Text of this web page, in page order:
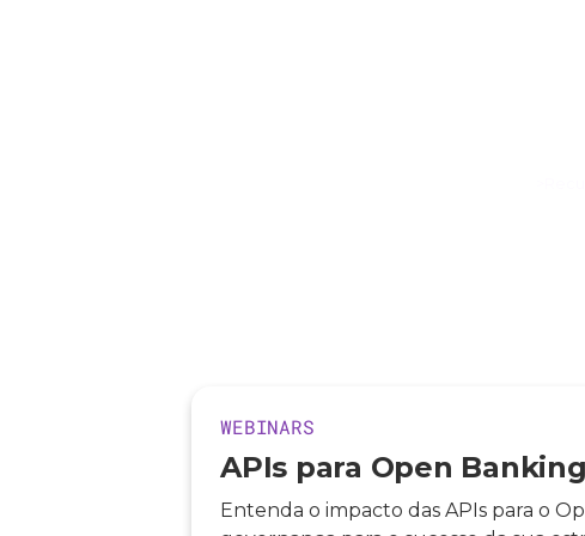
WEBINARS
APIs para Open
Entenda o impacto das APIs para o